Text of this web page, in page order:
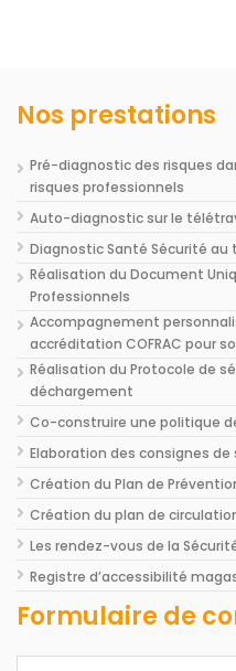
Nos prestations
Pré-diagnostic des risques
risques professionnels
Auto-diagnostic sur le
Diagnostic Santé Sécurité au
Réalisation du Document
Professionnels
Accompagnement
accréditation COFRAC pour
Réalisation du Protocole de
déchargement
Co-construire une politique
Elaboration des consignes
Création du Plan de
Création du plan de
Les rendez-vous de la
Registre d’accessibilité
Formulaire de